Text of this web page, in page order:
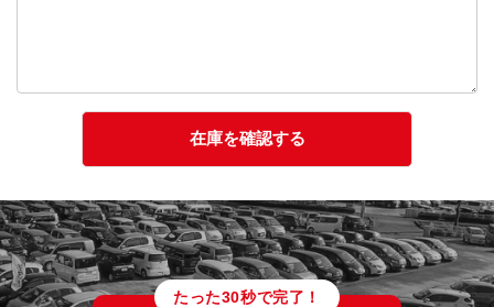
たった30秒で完了！